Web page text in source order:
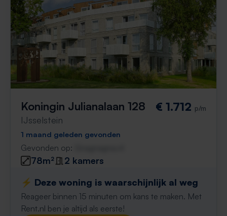
Koningin Julianalaan 128
IJsselstein
€ 1.712 p/m
1 maand geleden gevonden
Gevonden op:
78m²
2 kamers
⚡️ Deze woning is waarschijnlijk al weg
Reageer binnen 15 minuten om kans te maken. Met
Rent.nl ben je altijd als eerste!